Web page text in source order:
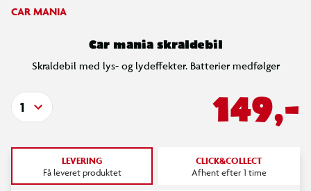
CAR MANIA
Car mania skraldebil
Skraldebil med lys- og lydeffekter. Batterier medfølger
149,-
1
LEVERING
Få leveret produktet
CLICK&COLLECT
Afhent efter 1 time